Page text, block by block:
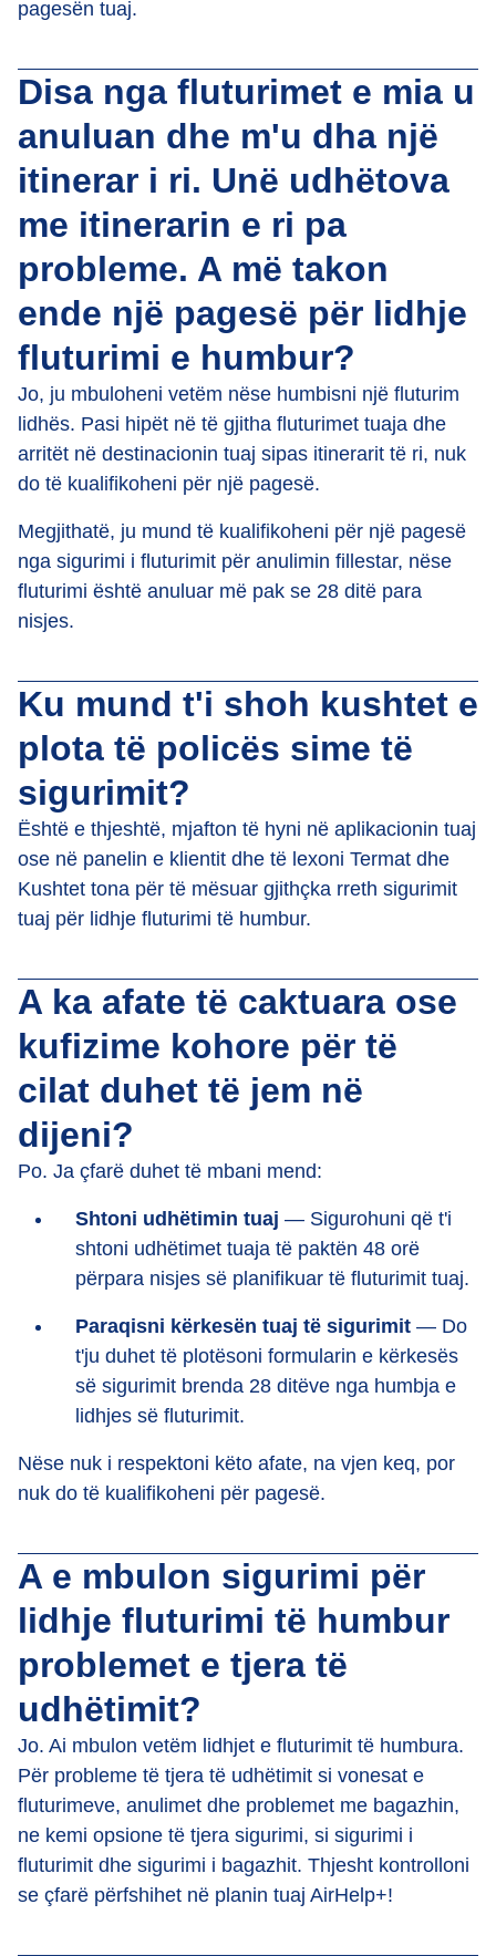
pagesën tuaj.
Disa nga fluturimet e mia u
anuluan dhe m'u dha një
itinerar i ri. Unë udhëtova
me itinerarin e ri pa
probleme. A më takon
ende një pagesë për lidhje
fluturimi e humbur?
Jo, ju mbuloheni vetëm nëse humbisni një fluturim
lidhës. Pasi hipët në të gjitha fluturimet tuaja dhe
arritët në destinacionin tuaj sipas itinerarit të ri, nuk
do të kualifikoheni për një pagesë.
Megjithatë, ju mund të kualifikoheni për një pagesë
nga sigurimi i fluturimit për anulimin fillestar, nëse
fluturimi është anuluar më pak se 28 ditë para
nisjes.
Ku mund t'i shoh kushtet e
plota të policës sime të
sigurimit?
Është e thjeshtë, mjafton të hyni në aplikacionin tuaj
ose në panelin e klientit dhe të lexoni Termat dhe
Kushtet tona për të mësuar gjithçka rreth sigurimit
tuaj për lidhje fluturimi të humbur.
A ka afate të caktuara ose
kufizime kohore për të
cilat duhet të jem në
dijeni?
Po. Ja çfarë duhet të mbani mend:
Shtoni udhëtimin tuaj — Sigurohuni që t'i
shtoni udhëtimet tuaja të paktën 48 orë
përpara nisjes së planifikuar të fluturimit tuaj.
Paraqisni kërkesën tuaj të sigurimit — Do
t'ju duhet të plotësoni formularin e kërkesës
së sigurimit brenda 28 ditëve nga humbja e
lidhjes së fluturimit.
Nëse nuk i respektoni këto afate, na vjen keq, por
nuk do të kualifikoheni për pagesë.
A e mbulon sigurimi për
lidhje fluturimi të humbur
problemet e tjera të
udhëtimit?
Jo. Ai mbulon vetëm lidhjet e fluturimit të humbura.
Për probleme të tjera të udhëtimit si vonesat e
fluturimeve, anulimet dhe problemet me bagazhin,
ne kemi opsione të tjera sigurimi, si sigurimi i
fluturimit dhe sigurimi i bagazhit. Thjesht kontrolloni
se çfarë përfshihet në planin tuaj AirHelp+!